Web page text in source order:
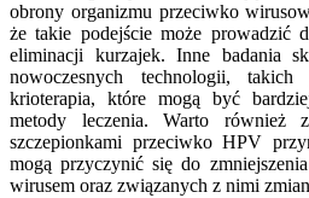
obrony organizmu przeciwko
że takie podejście może prowadzić
eliminacji kurzajek. Inne badania
nowoczesnych technologii,
krioterapia, które mogą być
metody leczenia. Warto również
szczepionkami przeciwko HPV
mogą przyczynić się do
wirusem oraz związanych z nimi